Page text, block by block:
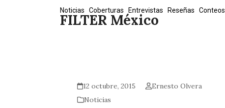
FILTER México
Noticias Coberturas Entrevistas Reseñas Conteos
12 octubre, 2015
Ernesto Olvera
Noticias